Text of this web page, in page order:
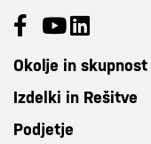
Okolje in skupnost
Izdelki in Rešitve
Podjetje